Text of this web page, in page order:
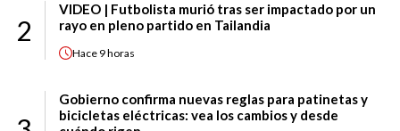
2
VIDEO | Futbolista murió tras ser impactado por un
rayo en pleno partido en Tailandia
Hace 9 horas
Gobierno confirma nuevas reglas para patinetas y
bicicletas eléctricas: vea los cambios y desde